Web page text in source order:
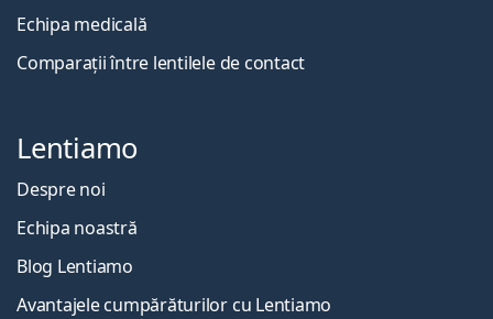
Echipa medicală
Comparații între lentilele de contact
Lentiamo
Despre noi
Echipa noastră
Blog Lentiamo
Avantajele cumpărăturilor cu Lentiamo